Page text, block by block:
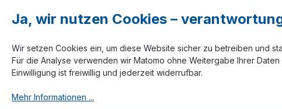
Bewertungen
Ja, wir nutzen Cookies –
Wir setzen Cookies ein, um diese Website sicher zu betreiben und
Für die Analyse verwenden wir Matomo ohne Weitergabe Ihrer Daten
Einwilligung ist freiwillig und jederzeit widerrufbar.
Mehr Informationen ...